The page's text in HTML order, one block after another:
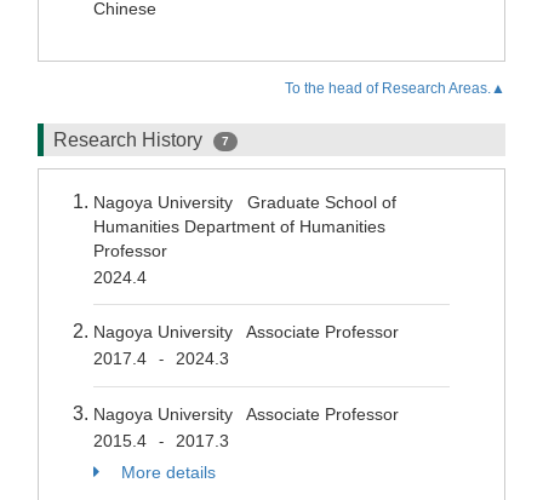
Chinese
To the head of Research Areas.▲
Research History 7
Nagoya University Graduate School of
Humanities Department of Humanities
Professor
2024.4
Nagoya University Associate Professor
2017.4
- 2024.3
Nagoya University Associate Professor
2015.4
-
2017.3
More details